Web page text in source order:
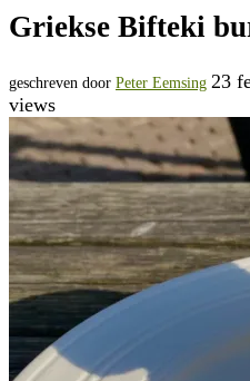
Griekse Bifteki
geschreven door Peter Eemsing 23
views